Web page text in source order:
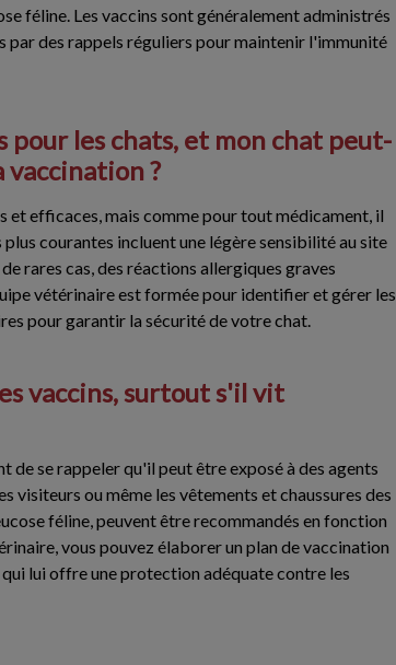
féline. Les vaccins sont généralement administrés
par des rappels réguliers pour maintenir l'immunité
pour les chats, et mon chat peut-
vaccination ?
et efficaces, mais comme pour tout médicament, il
courantes incluent une légère sensibilité au site
rares cas, des réactions allergiques graves
vétérinaire est formée pour identifier et gérer les
pour garantir la sécurité de votre chat.
vaccins, surtout s'il vit
se rappeler qu'il peut être exposé à des agents
visiteurs ou même les vêtements et chaussures des
féline, peuvent être recommandés en fonction
vous pouvez élaborer un plan de vaccination
lui offre une protection adéquate contre les